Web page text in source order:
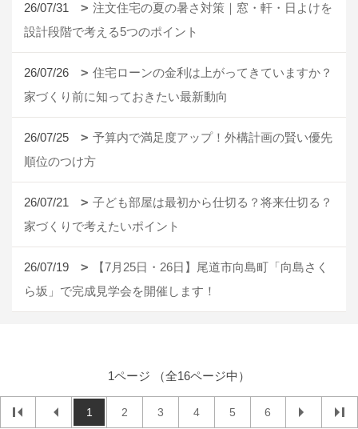
26/07/31
注文住宅の夏の暑さ対策｜窓・軒・日よけを
設計段階で考える5つのポイント
26/07/26
住宅ローンの金利は上がってきていますか？
家づくり前に知っておきたい最新動向
26/07/25
予算内で満足度アップ！外構計画の賢い優先
順位のつけ方
26/07/21
子ども部屋は最初から仕切る？将来仕切る？
家づくりで考えたいポイント
26/07/19
【7月25日・26日】尾道市向島町「向島さく
ら坂」で完成見学会を開催します！
1ページ （全16ページ中）
1 2 3 4 5 6